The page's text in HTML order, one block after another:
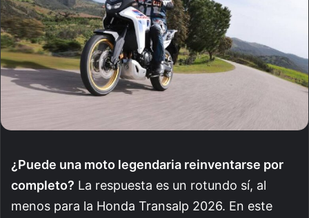
¿Puede una moto legendaria reinventarse por
completo? La respuesta es un rotundo sí, al
menos para la Honda Transalp 2026. En este